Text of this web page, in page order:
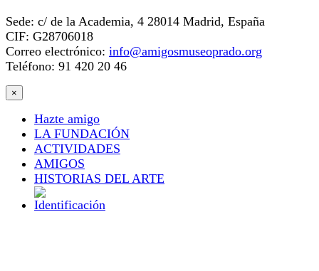
Sede: c/ de la Academia, 4 28014 Madrid, España
CIF: G28706018
Correo electrónico: info@amigosmuseoprado.org
Teléfono: 91 420 20 46
×
Hazte amigo
LA FUNDACIÓN
ACTIVIDADES
AMIGOS
HISTORIAS DEL ARTE